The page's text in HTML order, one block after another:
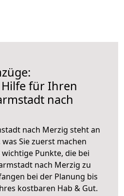
für Ihren
nach
nach Merzig steht an
Sie zuerst machen
Punkte, die bei
nach Merzig zu
bei der Planung bis
kostbaren Hab & Gut.